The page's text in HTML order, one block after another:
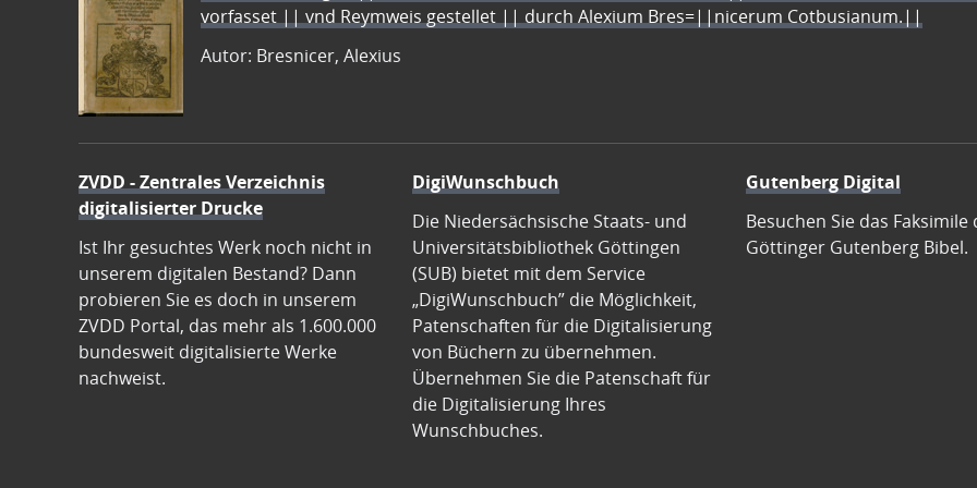
vorfasset || vnd Reymweis gestellet || durch Alexium Bres=||nicerum Cotbusianum.||
Autor: Bresnicer, Alexius
ZVDD - Zentrales Verzeichnis
digitalisierter Drucke
Ist Ihr gesuchtes Werk noch nicht in
unserem digitalen Bestand? Dann
probieren Sie es doch in unserem
ZVDD Portal, das mehr als 1.600.000
bundesweit digitalisierte Werke
nachweist.
DigiWunschbuch
Die Niedersächsische Staats- und
Universitätsbibliothek Göttingen
(SUB) bietet mit dem Service
„DigiWunschbuch” die Möglichkeit,
Patenschaften für die Digitalisierung
von Büchern zu übernehmen.
Übernehmen Sie die Patenschaft für
die Digitalisierung Ihres
Wunschbuches.
Gutenberg Digital
Besuchen Sie das Faksimile
Göttinger Gutenberg Bibel.